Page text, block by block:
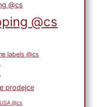
@cs
@cs
labels @cs
prodejce
@cs